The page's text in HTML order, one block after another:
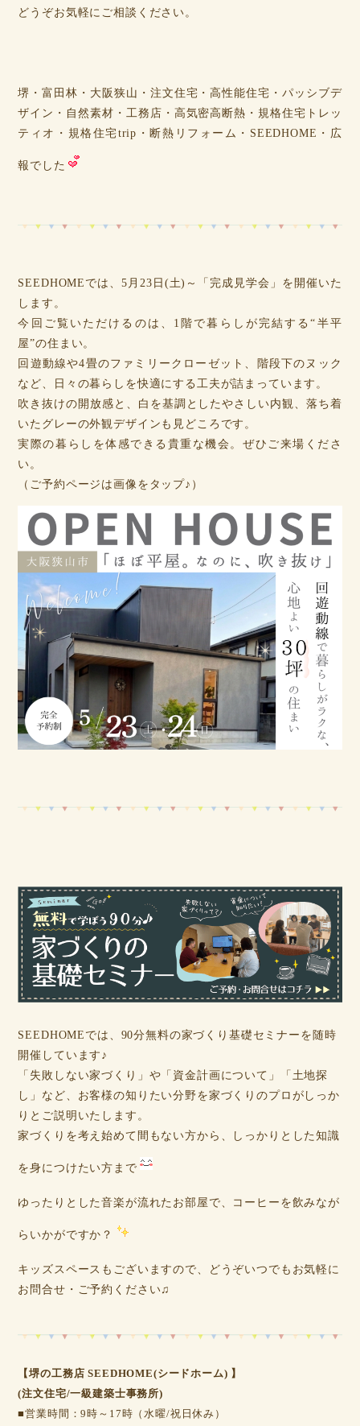
どうぞお気軽にご相談ください。
堺・富田林・大阪狭山・注文住宅・高性能住宅・パッシブデ
ザイン・自然素材・工務店・高気密高断熱・規格住宅トレッ
ティオ・規格住宅trip・断熱リフォーム・SEEDHOME・広
報でした
SEEDHOMEでは、5月23日(土)～「完成見学会」を開催いた
します。
今回ご覧いただけるのは、1階で暮らしが完結する“半平
屋”の住まい。
回遊動線や4畳のファミリークローゼット、階段下のヌック
など、日々の暮らしを快適にする工夫が詰まっています。
吹き抜けの開放感と、白を基調としたやさしい内観、落ち着
いたグレーの外観デザインも見どころです。
実際の暮らしを体感できる貴重な機会。ぜひご来場くださ
い。
（ご予約ページは画像をタップ♪）
SEEDHOMEでは、90分無料の家づくり基礎セミナーを随時
開催しています♪
「失敗しない家づくり」や「資金計画について」「土地探
し」など、お客様の知りたい分野を家づくりのプロがしっか
りとご説明いたします。
家づくりを考え始めて間もない方から、しっかりとした知識
を身につけたい方まで
ゆったりとした音楽が流れたお部屋で、コーヒーを飲みなが
らいかがですか？
キッズスペースもございますので、どうぞいつでもお気軽に
お問合せ・ご予約ください♫
【堺の工務店 SEEDHOME(シードホーム) 】
(注文住宅/一級建築士事務所)
■営業時間：9時～17時（水曜/祝日休み）